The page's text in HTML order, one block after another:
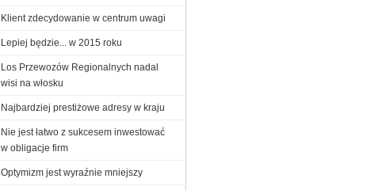
Klient zdecydowanie w centrum uwagi
Lepiej będzie... w 2015 roku
Los Przewozów Regionalnych nadal
wisi na włosku
Najbardziej prestiżowe adresy w kraju
Nie jest łatwo z sukcesem inwestować
w obligacje firm
Optymizm jest wyraźnie mniejszy